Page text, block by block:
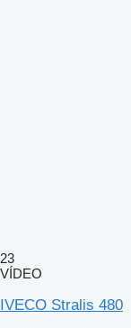
23
VÍDEO
IVECO Stralis 480